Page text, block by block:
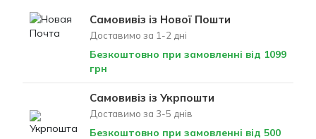
Самовивіз із Нової Пошти
Доставимо за 1-2 дні
Безкоштовно при замовленні від 1099
грн
Самовивіз із Укрпошти
Доставимо за 3-5 днів
Безкоштовно при замовленні від 500